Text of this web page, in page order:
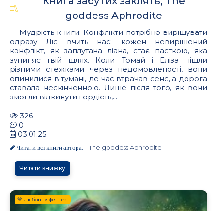
goddess Aphrodite
Мудрість книги: Конфлікти потрібно вирішувати
одразу Ліс вчить нас: кожен невирішений
конфлікт, як заплутана ліана, стає пасткою, яка
зупиняє твій шлях. Коли Томай і Еліза пішли
різними стежками через недомовленості, вони
опинилися в тумані, де час втрачав сенс, а дорога
ставала нескінченною. Лише після того, як вони
змогли відкинути гордість,...
326
0
03.01.25
Читати всі книги автора: The goddess Aphrodite
Читати книжку
💙 Любовне фентезі